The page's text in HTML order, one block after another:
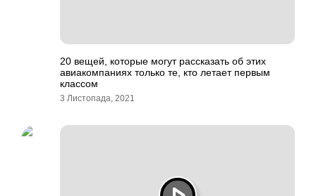
20 вещей, которые могут рассказать об этих
авиакомпаниях только те, кто летает первым
классом
3 Листопада, 2021